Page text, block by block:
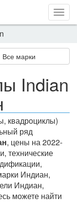
Все марки
Indian
квадроциклы)
ряд
, цены на 2022-
технические
Индиан,
Индиан,
можете найти